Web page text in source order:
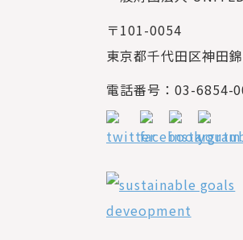
〒101-0054
東京都千代田区神田
電話番号：03-6854-